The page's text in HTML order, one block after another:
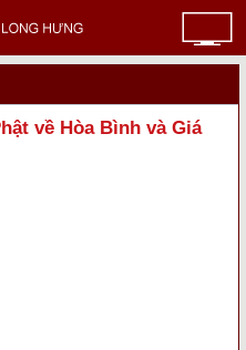
về Hòa Bình và Giá